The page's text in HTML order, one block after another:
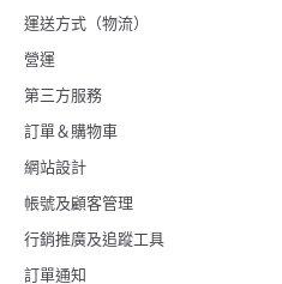
運送方式（物流）
營運
第三方服務
訂單＆購物車
網站設計
帳號及顧客管理
行銷推廣及追蹤工具
訂單通知